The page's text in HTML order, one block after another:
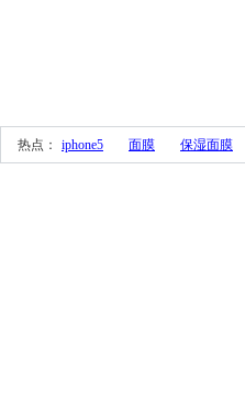
热点： iphone5 面膜 保湿面膜